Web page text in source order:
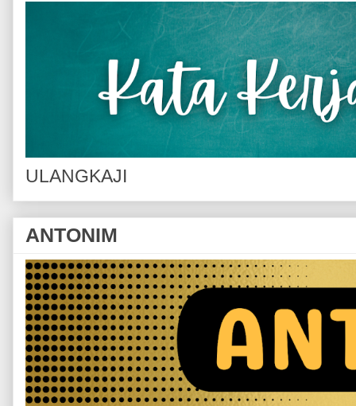
ULANGKAJI
ANTONIM